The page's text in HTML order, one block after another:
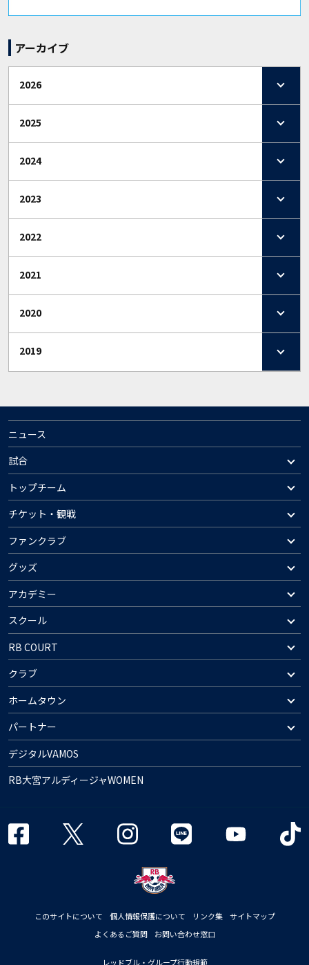
アーカイブ
2026
2025
2024
2023
2022
2021
2020
2019
ニュース
試合
トップチーム
チケット・観戦
ファンクラブ
グッズ
アカデミー
スクール
RB COURT
クラブ
ホームタウン
パートナー
デジタルVAMOS
RB大宮アルディージャWOMEN
このサイトについて 個人情報保護について リンク集
サイトマップ
よくあるご質問
お問い合わせ窓口
レッドブル・グループ行動規範